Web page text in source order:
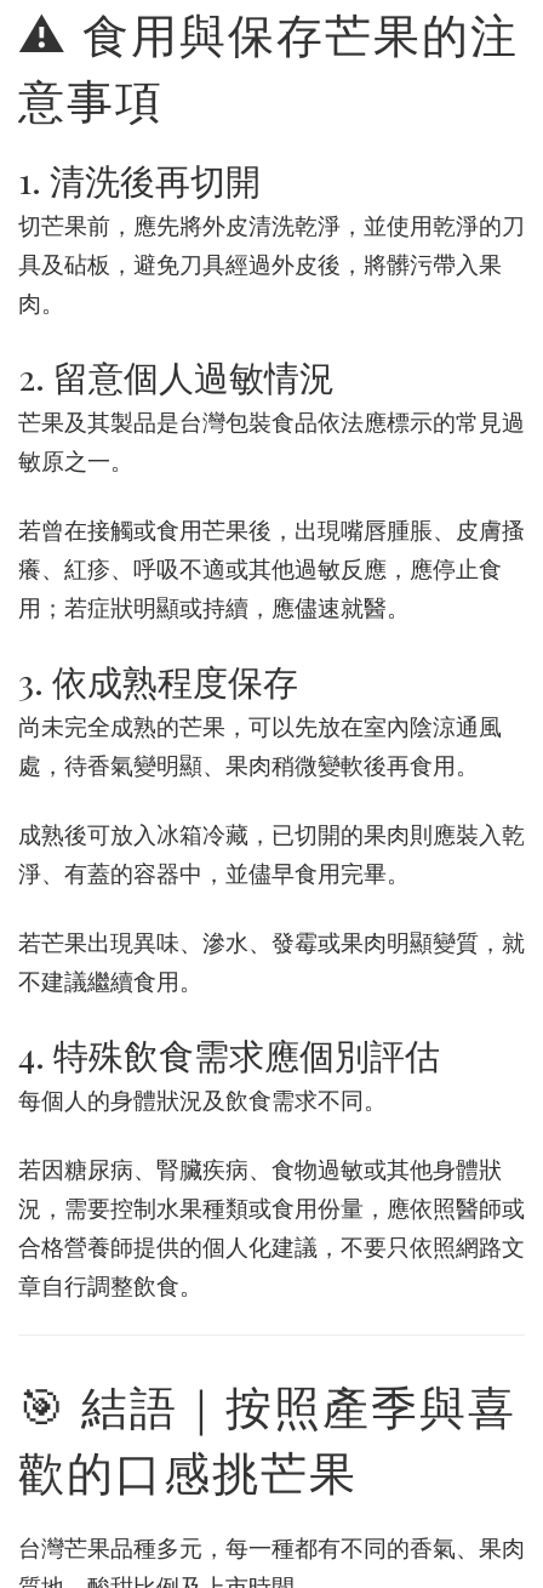
⚠️ 食用與保存芒果的注
意事項
1. 清洗後再切開
切芒果前，應先將外皮清洗乾淨，並使用乾淨的刀
具及砧板，避免刀具經過外皮後，將髒污帶入果
肉。
2. 留意個人過敏情況
芒果及其製品是台灣包裝食品依法應標示的常見過
敏原之一。
若曾在接觸或食用芒果後，出現嘴唇腫脹、皮膚搔
癢、紅疹、呼吸不適或其他過敏反應，應停止食
用；若症狀明顯或持續，應儘速就醫。
3. 依成熟程度保存
尚未完全成熟的芒果，可以先放在室內陰涼通風
處，待香氣變明顯、果肉稍微變軟後再食用。
成熟後可放入冰箱冷藏，已切開的果肉則應裝入乾
淨、有蓋的容器中，並儘早食用完畢。
若芒果出現異味、滲水、發霉或果肉明顯變質，就
不建議繼續食用。
4. 特殊飲食需求應個別評估
每個人的身體狀況及飲食需求不同。
若因糖尿病、腎臟疾病、食物過敏或其他身體狀
況，需要控制水果種類或食用份量，應依照醫師或
合格營養師提供的個人化建議，不要只依照網路文
章自行調整飲食。
🎯 結語｜按照產季與喜
歡的口感挑芒果
台灣芒果品種多元，每一種都有不同的香氣、果肉